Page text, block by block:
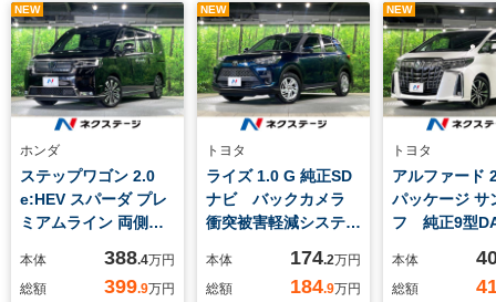
NEW
ホンダ
ステップワゴン 2.0
e:HEV スパーダ プレ
ミアムライン 両側電
ビ 全周囲カメラ 衝
突被害軽減システム
本体 388.4万円
総額
399.9万円
NEW
トヨタ
ライズ 1.0 G 純正SD
ナビ バックカメラ
衝突被害軽減システ
コ コーナーセンサ
ー スマートキー
本体 174.2万円
総額
184.9万円
NEW
トヨタ
アルファード
パッケージ サ
フ 純正9型
ー バックカ
突被害軽減
本体
総額